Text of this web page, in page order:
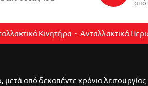
από
Κινητήρα Ανταλλακτικά
μετά από δεκαπέντε χρόνια λειτουργίας